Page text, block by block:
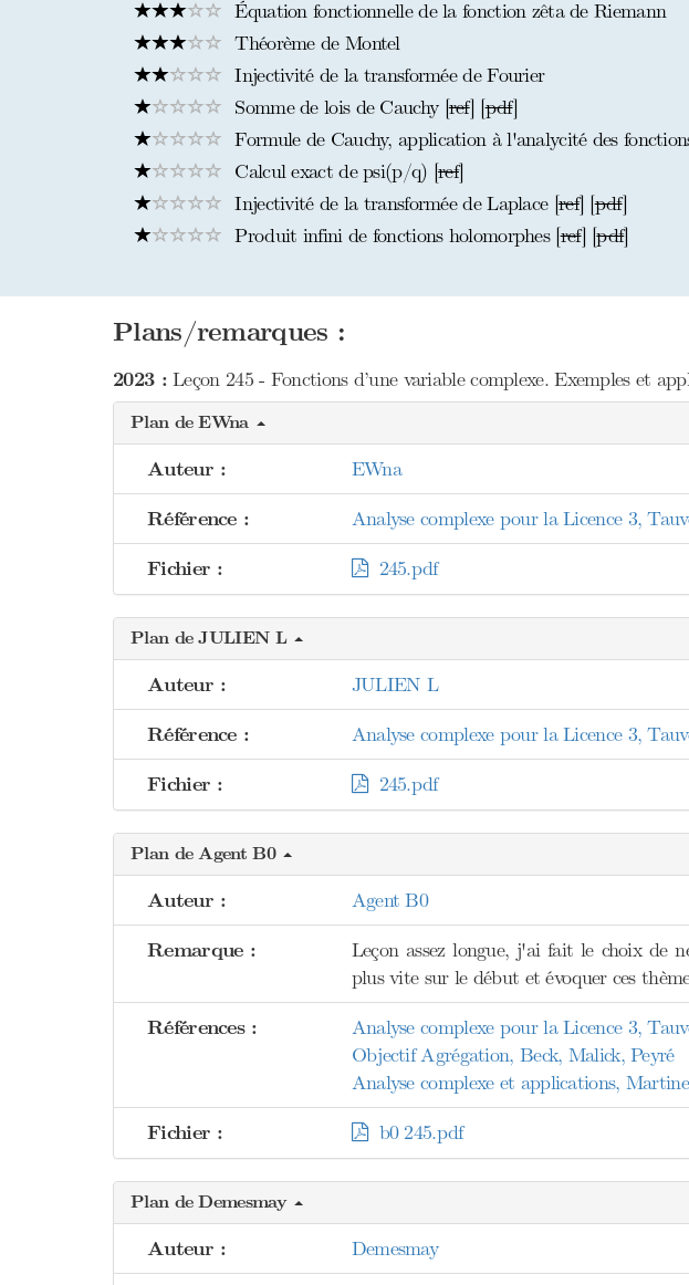
Équation fonctionnelle de la fonction zêta de Riemann
Théorème de Montel
Injectivité de la transformée de Fourier
Somme de lois de Cauchy [ref] [pdf]
Formule de Cauchy, application à l'analycité des
Calcul exact de psi(p/q) [ref]
Injectivité de la transformée de Laplace [ref] [pdf]
Produit infini de fonctions holomorphes [ref] [pdf]
Plans/remarques :
2023 :Leçon 245 - Fonctions d’une variable complexe. Exemples et
Plan de EWna
Auteur : EWna
Référence : Analyse complexe pour la Licence 3,
Fichier : 245.pdf
Plan de JULIEN L
Auteur : JULIEN L
Référence : Analyse complexe pour la Licence 3,
Fichier : 245.pdf
Plan de Agent B0
Auteur : Agent B0
Remarque :
Leçon assez longue, j'ai fait le choix de
plus vite sur le début et évoquer ces
Références :
Analyse complexe pour la Licence 3,
Objectif Agrégation, Beck, Malick, Peyré
Analyse complexe et applications,
Fichier : b0 245.pdf
Plan de Demesmay
Auteur : Demesmay